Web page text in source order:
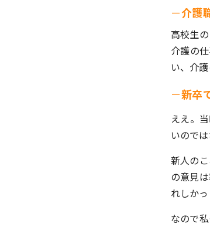
－介護
高校生
介護の
い、介
－新卒
ええ。
いので
新人の
の意見
れしかっ
なので